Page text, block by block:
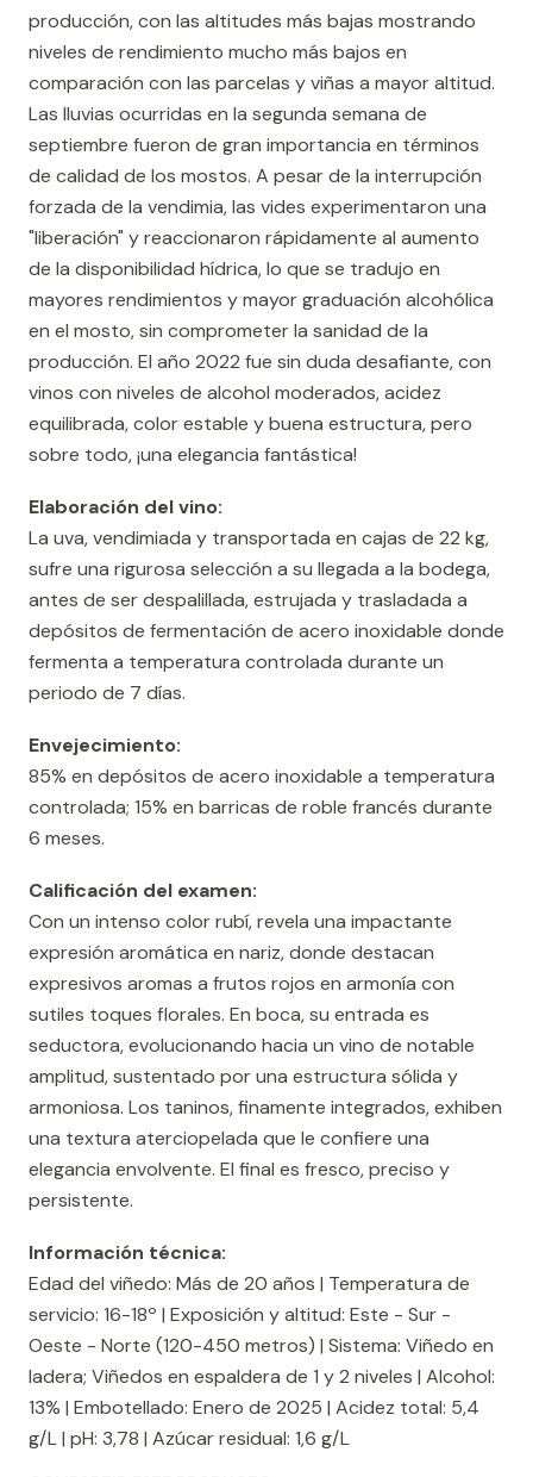
producción, con las altitudes más bajas mostrando
niveles de rendimiento mucho más bajos en
comparación con las parcelas y viñas a mayor altitud.
Las lluvias ocurridas en la segunda semana de
septiembre fueron de gran importancia en términos
de calidad de los mostos. A pesar de la interrupción
forzada de la vendimia, las vides experimentaron una
"liberación" y reaccionaron rápidamente al aumento
de la disponibilidad hídrica, lo que se tradujo en
mayores rendimientos y mayor graduación alcohólica
en el mosto, sin comprometer la sanidad de la
producción. El año 2022 fue sin duda desafiante, con
vinos con niveles de alcohol moderados, acidez
equilibrada, color estable y buena estructura, pero
sobre todo, ¡una elegancia fantástica!
Elaboración del vino:
La uva, vendimiada y transportada en cajas de 22 kg,
sufre una rigurosa selección a su llegada a la bodega,
antes de ser despalillada, estrujada y trasladada a
depósitos de fermentación de acero inoxidable donde
fermenta a temperatura controlada durante un
periodo de 7 días.
Envejecimiento:
85% en depósitos de acero inoxidable a temperatura
controlada; 15% en barricas de roble francés durante
6 meses.
Calificación del examen:
Con un intenso color rubí, revela una impactante
expresión aromática en nariz, donde destacan
expresivos aromas a frutos rojos en armonía con
sutiles toques florales. En boca, su entrada es
seductora, evolucionando hacia un vino de notable
amplitud, sustentado por una estructura sólida y
armoniosa. Los taninos, finamente integrados, exhiben
una textura aterciopelada que le confiere una
elegancia envolvente. El final es fresco, preciso y
persistente.
Información técnica:
Edad del viñedo: Más de 20 años | Temperatura de
servicio: 16-18º | Exposición y altitud: Este - Sur -
Oeste - Norte (120-450 metros) | Sistema: Viñedo en
ladera; Viñedos en espaldera de 1 y 2 niveles | Alcohol:
13% | Embotellado: Enero de 2025 | Acidez total: 5,4
g/L | pH: 3,78 | Azúcar residual: 1,6 g/L